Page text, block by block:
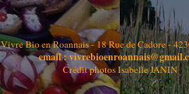
Vivre Bio en Roannais - 18 Rue de Cadore -
email :
Crédit photos Isabelle JANIN